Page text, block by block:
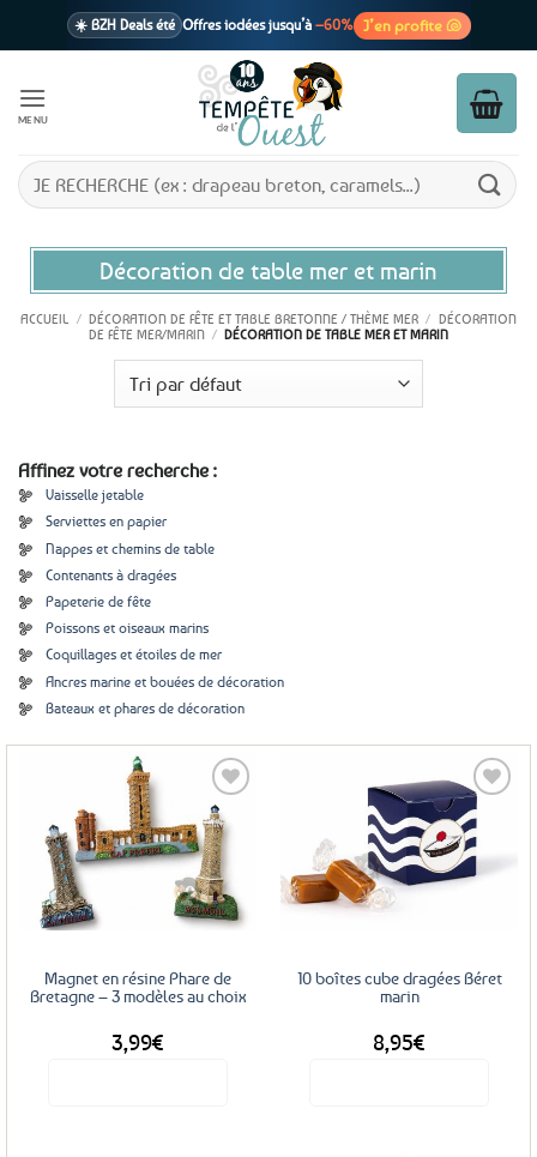
☀️ BZH Deals été Offres iodées jusqu’à –60% J’en profite 🐚
1 cadeau offertdès 39€ d’achats
En point relais dès 3,95€ seulement
MENU
Recherche
pour :
Décoration de table mer et marin
ACCUEIL / DÉCORATION DE FÊTE ET TABLE BRETONNE / THÈME MER / DÉCORATION
DE FÊTE MER/MARIN / DÉCORATION DE TABLE MER ET MARIN
Affinez votre recherche :
Vaisselle jetable
Serviettes en papier
Nappes et chemins de table
Contenants à dragées
Papeterie de fête
Poissons et oiseaux marins
Coquillages et étoiles de mer
Ancres marine et bouées de décoration
Bateaux et phares de décoration
Ajouter
aux
favoris
Magnet en résine Phare de
Bretagne – 3 modèles au choix
3,99€
Ajouter
favoris
10 boîtes cube dragées Béret
marin
8,95€